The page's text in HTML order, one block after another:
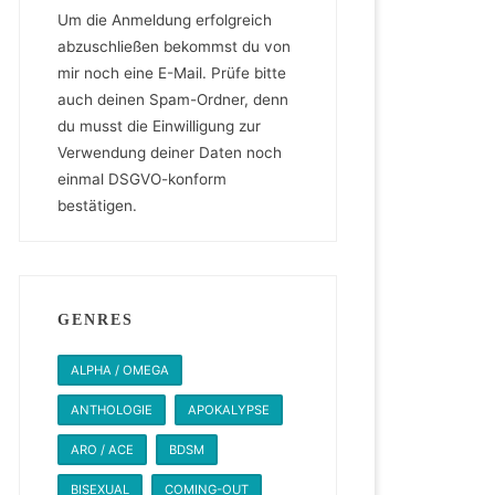
Um die Anmeldung erfolgreich
abzuschließen bekommst du von
mir noch eine E-Mail. Prüfe bitte
auch deinen Spam-Ordner, denn
du musst die Einwilligung zur
Verwendung deiner Daten noch
einmal DSGVO-konform
bestätigen.
GENRES
ALPHA / OMEGA
ANTHOLOGIE APOKALYPSE
ARO / ACE BDSM
BISEXUAL COMING-OUT